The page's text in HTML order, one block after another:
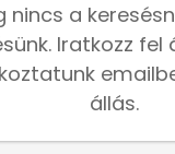
nincs a
Iratkozz
állás.